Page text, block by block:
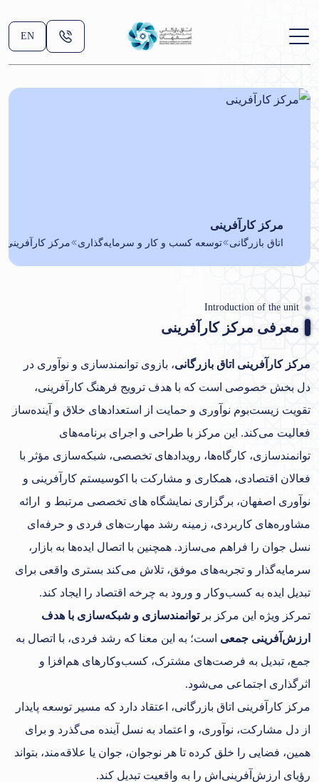
EN
مرکز کارآفرینی
اتاق بازرگانی توسعه کسب و کار و سرمایه‌گذاری مرکز کارآفرینی
Introduction of the unit
معرفی مرکز کارآفرینی
مرکز کارآفرینی اتاق بازرگانی، بازوی توانمندسازی و نوآوری در
دل بخش خصوصی است که با هدف ترویج فرهنگ کارآفرینی،
تقویت زیست‌بوم نوآوری و حمایت از استعدادهای خلاق و آینده‌ساز
فعالیت می‌کند. این مرکز با طراحی و اجرای برنامه‌های
توانمندسازی، کارگاه‌ها، رویدادهای تخصصی، شبکه‌سازی مؤثر با
فعالان اقتصادی، همکاری و مشارکت با اکوسیستم کارآفرینی و
نوآوری اصفهان، برگزاری نمایشگاه های تخصصی مرتبط و ارائه
مشاوره‌های کاربردی، زمینه‌ رشد مهارت‌های فردی و حرفه‌ای
نسل جوان را فراهم می‌سازد. همچنین با اتصال ایده‌ها به بازار،
سرمایه‌گذار و تجربه‌های موفق، تلاش می‌کند بستری واقعی برای
تبدیل ایده به کسب‌وکار و ورود به چرخه اقتصاد را ایجاد کند.
تمرکز ویژه این مرکز برتوانمندسازی و شبکه‌سازی با هدف
ارزش‌آفرینی جمعی است؛ به این معنا که رشد فردی، با اتصال به
جمع، تبدیل به فرصت‌های مشترک، کسب‌وکارهای هم‌افزا و
اثرگذاری اجتماعی می‌شود.
مرکز کارآفرینی اتاق بازرگانی، اعتقاد دارد که مسیر توسعه پایدار
از دل مشارکت، نوآوری، و اعتماد به نسل آینده می‌گذرد و برای
همین، فضایی را خلق کرده تا هر نوجوان، جوان یا علاقه‌مند، بتواند
رؤیای ارزش‌آفرینی‌اش را به واقعیت تبدیل کند.